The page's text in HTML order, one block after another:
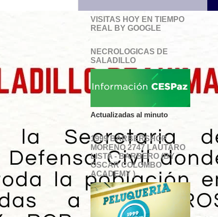
VISITAS HOY EN TIEMPO
REAL BY GOOGLE
NECROLOGICAS DE
SALADILLO
Actualizadas al minuto
1999 BARBERSHOP
MORENO 2747 LAUTARO
LISTA - BARBERO (BY
OSCAR COLOMBO
ACADEMY )